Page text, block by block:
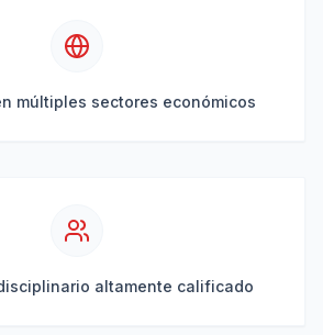
múltiples sectores económicos
altamente calificado